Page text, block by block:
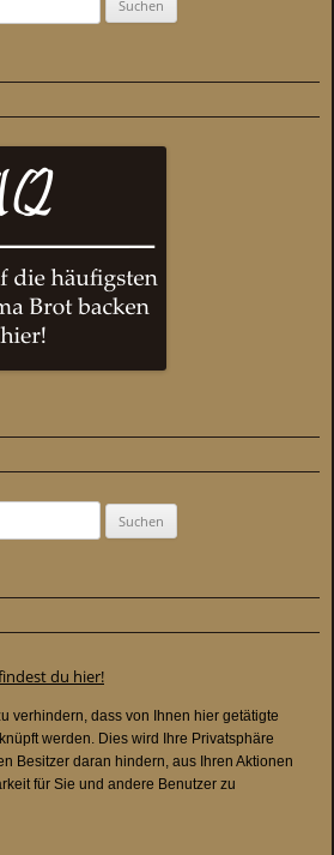
du hier!